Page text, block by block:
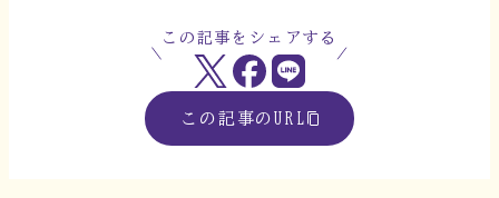
この記事をシェアする
この記事のURL